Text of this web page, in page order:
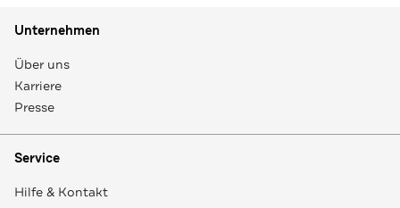
Unternehmen
Über uns
Karriere
Presse
Service
Hilfe & Kontakt